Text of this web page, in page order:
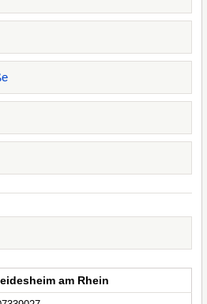
am Rhein